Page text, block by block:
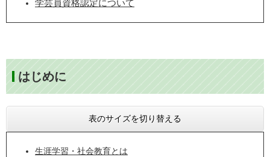
学芸員資格認定について
はじめに
表のサイズを切り替える
生涯学習・社会教育とは